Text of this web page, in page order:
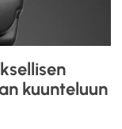
kuunteluun